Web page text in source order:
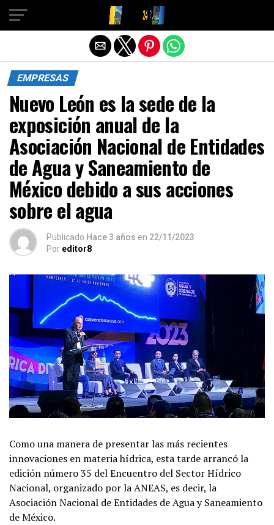
EMPRESAS
Nuevo León es la sede de la
exposición anual de la
Asociación Nacional de Entidades
de Agua y Saneamiento de
México debido a sus acciones
sobre el agua
Publicado Hace 3 años en 22/11/2023
Por editor8
Como una manera de presentar las más recientes
innovaciones en materia hídrica, esta tarde arrancó la
edición número 35 del Encuentro del Sector Hídrico
Nacional, organizado por la ANEAS, es decir, la
Asociación Nacional de Entidades de Agua y Saneamiento
de México.
Salir de la versión móvil